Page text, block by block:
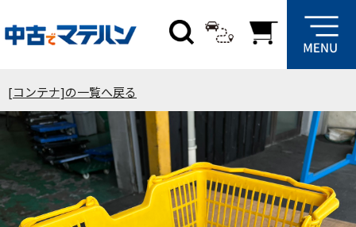
[コンテナ]の一覧へ戻る